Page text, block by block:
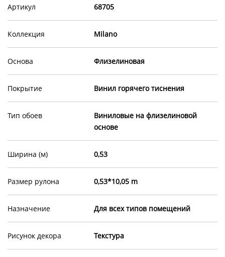
Артикул 68705
Коллекция Milano
Основа Флизелиновая
Покрытие Винил горячего тиснения
Тип обоев
Виниловые на флизелиновой
основе
Ширина (м) 0,53
Размер рулона 0,53*10,05 m
Назначение Для всех типов помещений
Рисунок декора Текстура